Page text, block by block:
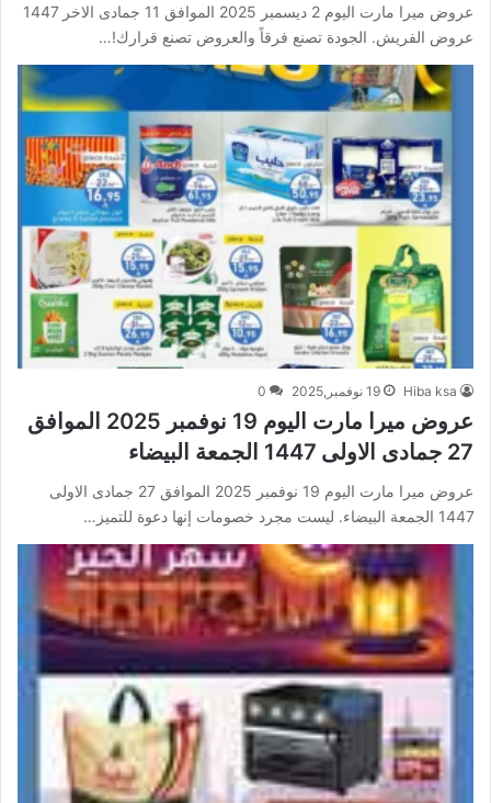
عروض ميرا مارت اليوم 2 ديسمبر 2025 الموافق 11 جمادى الاخر 1447
عروض الفريش. الجودة تصنع فرقاً والعروض تصنع قرارك!…
Hiba ksa 19 نوفمبر,2025 0
عروض ميرا مارت اليوم 19 نوفمبر 2025 الموافق
27 جمادى الاولى 1447 الجمعة البيضاء
عروض ميرا مارت اليوم 19 نوفمبر 2025 الموافق 27 جمادى الاولى
1447 الجمعة البيضاء. ليست مجرد خصومات إنها دعوة للتميز…